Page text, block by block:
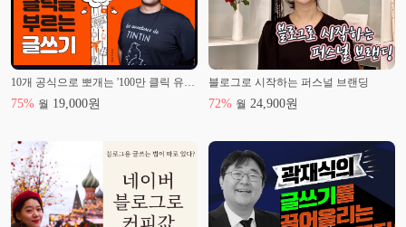
10개 공식으로 뽀개는 '100만 클릭 유발 글쓰기'
75% 월 19,000원
블로그로 시작하는 퍼스널 브랜딩
72% 월 24,900원